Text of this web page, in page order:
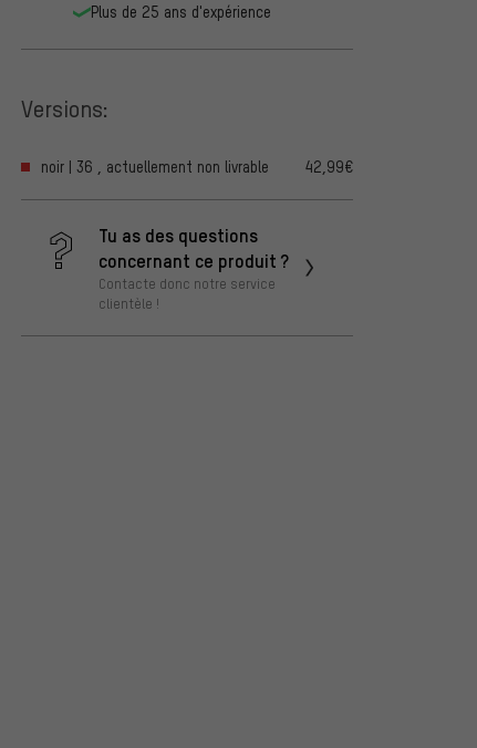
Plus de 25 ans d'expérience
Versions:
noir | 36 , actuellement non livrable 42,99€
Tu as des questions
concernant ce produit ?
Contacte donc notre service
clientèle !